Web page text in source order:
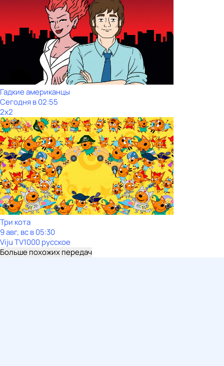
Гадкие американцы
Сегодня в 02:55
2x2
Три кота
9 авг, вс в 05:30
Viju TV1000 русское
Больше похожих передач